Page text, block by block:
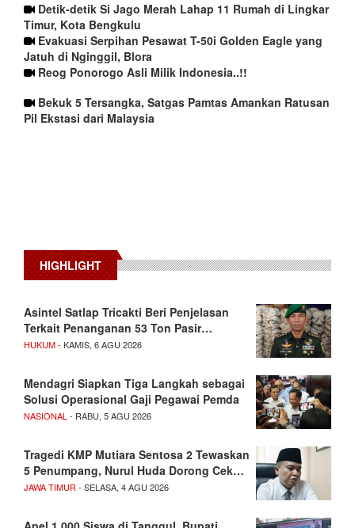
Detik-detik Si Jago Merah Lahap 11 Rumah di Lingkar
Timur, Kota Bengkulu
Evakuasi Serpihan Pesawat T-50i Golden Eagle yang
Jatuh di Nginggil, Blora
Reog Ponorogo Asli Milik Indonesia..!!
Bekuk 5 Tersangka, Satgas Pamtas Amankan Ratusan
Pil Ekstasi dari Malaysia
HIGHLIGHT
Asintel Satlap Tricakti Beri Penjelasan
Terkait Penanganan 53 Ton Pasir…
HUKUM- KAMIS, 6 AGU 2026
Mendagri Siapkan Tiga Langkah sebagai
Solusi Operasional Gaji Pegawai Pemda
NASIONAL - RABU, 5 AGU 2026
Tragedi KMP Mutiara Sentosa 2 Tewaskan
5 Penumpang, Nurul Huda Dorong Cek…
JAWA TIMUR - SELASA, 4 AGU 2026